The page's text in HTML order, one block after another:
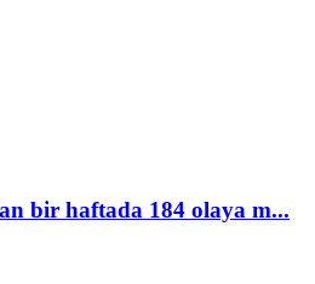
bir haftada 184 olaya m...